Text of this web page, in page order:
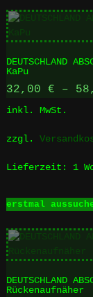
DEUTSCHLAND
KaPu
32,00 € –
inkl. MwSt.
zzgl.
Lieferzeit: 1
erstmal
DEUTSCHLAND
Rückenaufnäher